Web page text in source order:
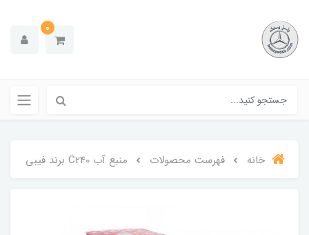
0
خانه فهرست محصولات منبع آب C240 برند فیبی